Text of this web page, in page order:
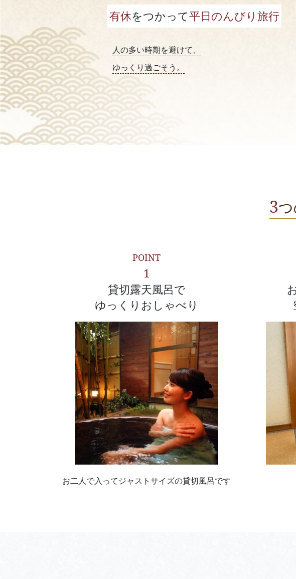
有休をつかって平日のんびり旅行
人の多い時期を避けて、
ゆっくり過ごそう。
3
POINT
1
貸切露天風呂で
ゆっくりおしゃべり
お二人で入ってジャストサイズの貸切風呂です